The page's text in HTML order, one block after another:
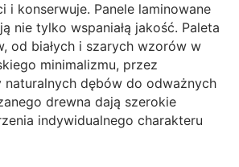
i konserwuje. Panele laminowane
nie tylko wspaniałą jakość. Paleta
od białych i szarych wzorów w
minimalizmu, przez
naturalnych dębów do odważnych
drewna dają szerokie
indywidualnego charakteru